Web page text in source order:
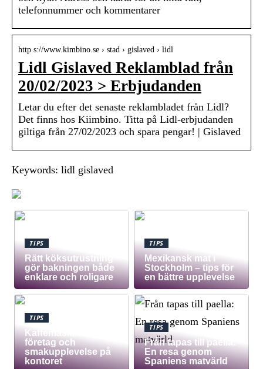
telefonnummer och kommentarer
http s://www.kimbino.se › stad › gislaved › lidl
Lidl Gislaved Reklamblad från
20/02/2023 > Erbjudanden
Letar du efter det senaste reklambladet från Lidl?
Det finns hos Kiimbino. Titta på Lidl-erbjudanden
giltiga från 27/02/2023 och spara pengar! | Gislaved
Keywords: lidl gislaved
TIPS
Rätt köksutrustning
gör bakningen både
enklare och roligare
TIPS
Mexikansk mat i
Stockholm – tips för
en bättre upplevelse
TIPS
Kaffemaskin för
företag och
smakupplevelse på
kontoret
TIPS
Från tapas till paella:
En resa genom
Spaniens matvärld